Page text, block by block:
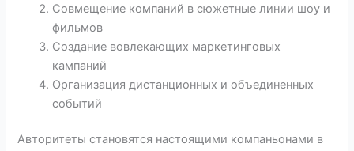
Совмещение компаний в сюжетные линии шоу и
фильмов
Создание вовлекающих маркетинговых
кампаний
Организация дистанционных и объединенных
событий
Авторитеты становятся настоящими компаньонами в